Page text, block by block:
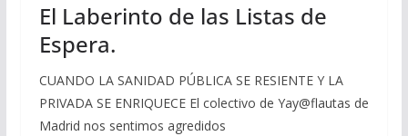
El Laberinto de las Listas de
Espera.
CUANDO LA SANIDAD PÚBLICA SE RESIENTE Y LA
PRIVADA SE ENRIQUECE El colectivo de Yay@flautas de
Madrid nos sentimos agredidos